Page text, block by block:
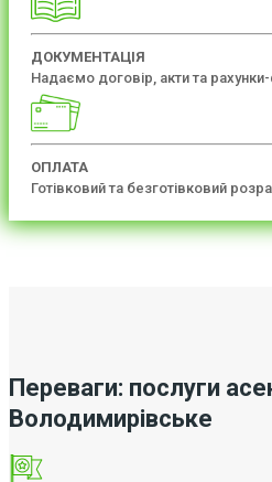
ДОКУМЕНТАЦІЯ
Надаємо договір, акти та
ОПЛАТА
Готівковий та безготівковий
Переваги: послуги
Володимирівське